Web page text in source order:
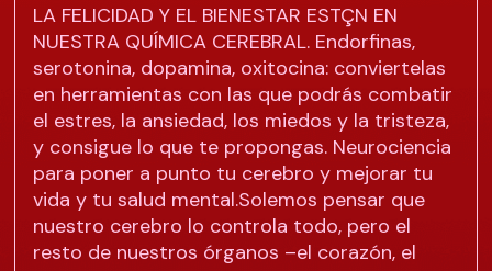
LA FELICIDAD Y EL BIENESTAR ESTÇN EN
NUESTRA QUÍMICA CEREBRAL. Endorfinas,
serotonina, dopamina, oxitocina: conviertelas
en herramientas con las que podrás combatir
el estres, la ansiedad, los miedos y la tristeza,
y consigue lo que te propongas. Neurociencia
para poner a punto tu cerebro y mejorar tu
vida y tu salud mental.Solemos pensar que
nuestro cerebro lo controla todo, pero el
resto de nuestros órganos –el corazón, el